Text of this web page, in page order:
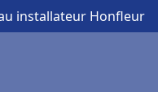
installateur Honfleur